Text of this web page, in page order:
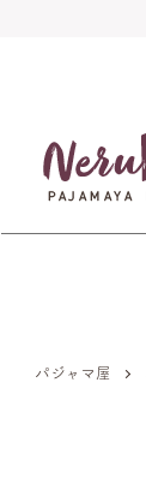
パジャマ屋